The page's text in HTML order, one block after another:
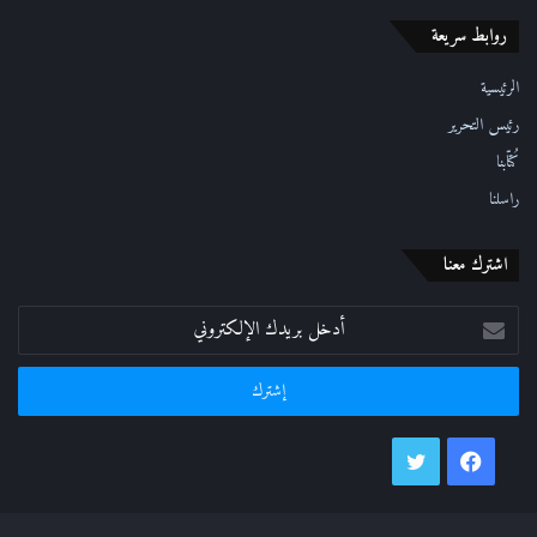
ي
روابط سريعة
الرئيسية
رئيس التحرير
كُتّابنا
راسلنا
اشترك معنا
أدخل
بريدك
الإلكتروني
فيسبوك